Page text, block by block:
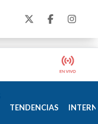
TENDENCIAS